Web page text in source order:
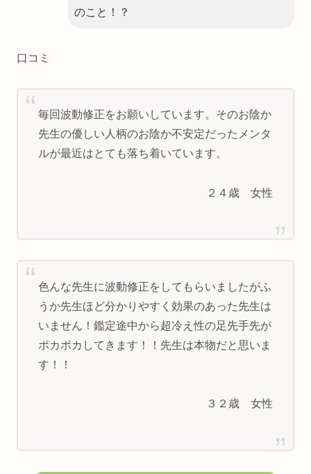
のこと！？
口コミ
毎回波動修正をお願いしています。そのお陰か
先生の優しい人柄のお陰か不安定だったメンタ
ルが最近はとても落ち着いています。
２４歳 女性
色んな先生に波動修正をしてもらいましたがふ
うか先生ほど分かりやすく効果のあった先生は
いません！鑑定途中から超冷え性の足先手先が
ポカポカしてきます！！先生は本物だと思いま
す！！
３２歳 女性